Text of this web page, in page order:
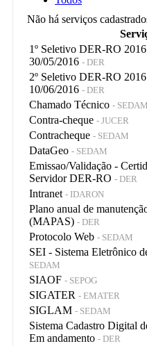
Não há serviços
1º Seletivo DER-RO
30/05/2016 - DER
2º Seletivo DER-RO
10/06/2016 - DER
Chamado Técnico - SEDAM
Contra-cheque - JUCER
Contracheque - SEDAM
DataGeo - SEDAM
Emissao/Validação -
Servidor DER-RO - DER
Intranet - IDARON
Plano anual de
(MAPAS) - DER
Protocolo Web - SEDAM
SEI - Sistema Eletrônico
SEDAM
SIAOF - SEPOG
SIGATER - EMATER
SIGLAM - SEDAM
Sistema Cadastro Digital
Em andamento - DER